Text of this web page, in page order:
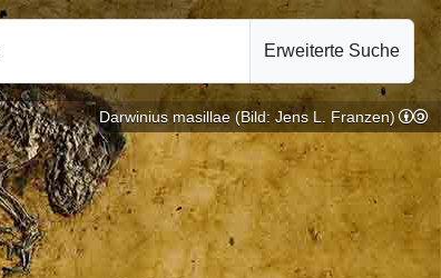
Erweiterte Suche
Darwinius masillae (Bild: Jens L. Franzen)